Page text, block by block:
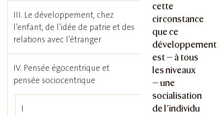
cette
circonstance
que ce
développement
est — à tous
les niveaux
— une
socialisation
de l’individu
III. Le développement, chez
l’enfant, de l’idée de patrie et des
relations avec l’étranger
IV. Pensée égocentrique et
pensée sociocentrique
I